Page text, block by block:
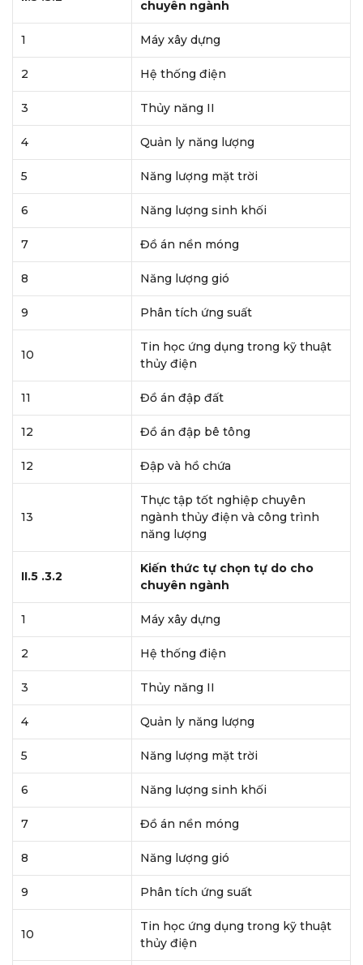
chuyên ngành
1 Máy xây dựng
2 Hệ thống điện
3 Thủy năng II
4 Quản ly năng lượng
5 Năng lượng mặt trời
6 Năng lượng sinh khối
7 Đồ án nền móng
8 Năng lượng gió
9 Phân tích ứng suất
10
Tin học ứng dụng trong kỹ thuật
thủy điện
11 Đồ án đập đất
12 Đồ án đập bê tông
12 Đập và hồ chứa
13
Thực tập tốt nghiệp chuyên
ngành thủy điện và công trình
năng lượng
II.5 .3.2
Kiến thức tự chọn tự do cho
chuyên ngành
1 Máy xây dựng
2 Hệ thống điện
3 Thủy năng II
4 Quản ly năng lượng
5 Năng lượng mặt trời
6 Năng lượng sinh khối
7 Đồ án nền móng
8 Năng lượng gió
9 Phân tích ứng suất
10
Tin học ứng dụng trong kỹ thuật
thủy điện